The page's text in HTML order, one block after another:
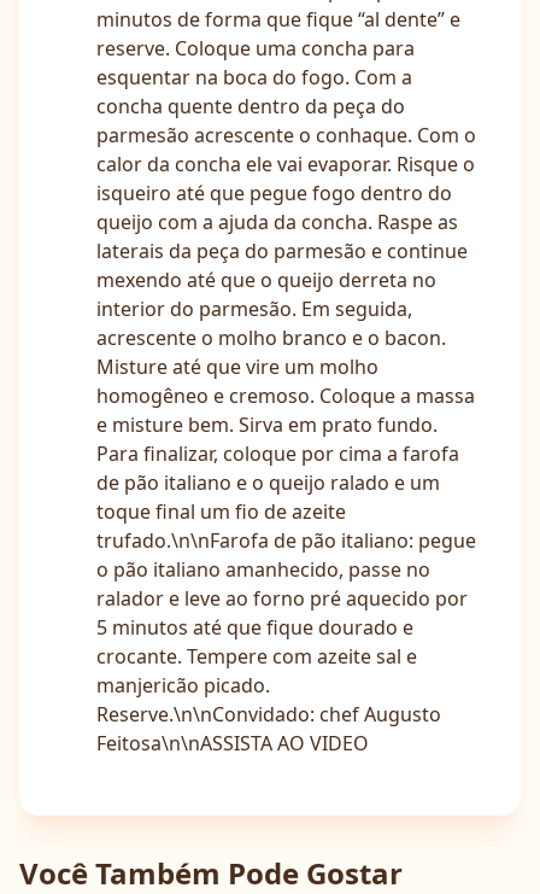
minutos de forma que fique “al dente” e
reserve. Coloque uma concha para
esquentar na boca do fogo. Com a
concha quente dentro da peça do
parmesão acrescente o conhaque. Com o
calor da concha ele vai evaporar. Risque o
isqueiro até que pegue fogo dentro do
queijo com a ajuda da concha. Raspe as
laterais da peça do parmesão e continue
mexendo até que o queijo derreta no
interior do parmesão. Em seguida,
acrescente o molho branco e o bacon.
Misture até que vire um molho
homogêneo e cremoso. Coloque a massa
e misture bem. Sirva em prato fundo.
Para finalizar, coloque por cima a farofa
de pão italiano e o queijo ralado e um
toque final um fio de azeite
trufado.\n\nFarofa de pão italiano: pegue
o pão italiano amanhecido, passe no
ralador e leve ao forno pré aquecido por
5 minutos até que fique dourado e
crocante. Tempere com azeite sal e
manjericão picado.
Reserve.\n\nConvidado: chef Augusto
Feitosa\n\nASSISTA AO VIDEO
Você Também Pode Gostar